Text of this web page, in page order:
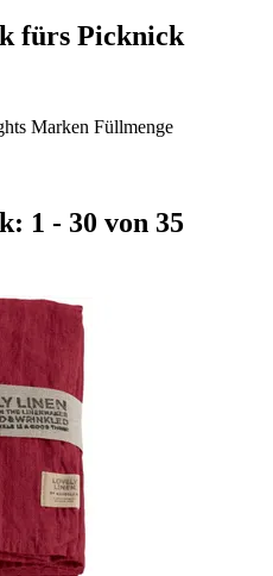
fürs Picknick
Marken Füllmenge
1 - 30 von 35